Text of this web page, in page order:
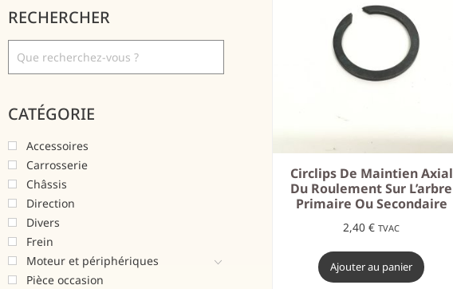
RECHERCHER
CATÉGORIE
Accessoires
Carrosserie
Châssis
Direction
Divers
Frein
Moteur et périphériques
Pièce occasion
Circlips De Maintien Axial
Du Roulement Sur L’arbre
Primaire Ou Secondaire
2,40€ TVAC
Ajouter au panier